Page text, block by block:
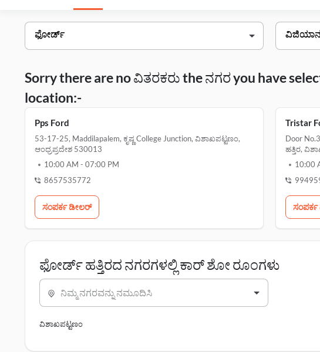
Sorry there are no ವಿತರಕರು the ನಗರ you have
location:-
Pps Ford
53-17-25, Maddilapalem, ಕೃಷ್ಣ College Junction, ವಿಶಾಖಪಟ್ಟಣಂ,
ಆಂಧ್ರಪ್ರದೇಶ 530013
10:00 AM - 07:00 PM
8657535772
ಸಂಪರ್ಕ ಡೀಲರ್‌
Tristar
Door
ಹತ್ತಿರ,
10:00
ಫೋರ್ಡ್ ಹತ್ತಿರದ ನಗರಗಳಲ್ಲಿ ಕಾರ್ ಶೋ ರೂಂಗಳು
ನಿಮ್ಮ ನಗರವನ್ನು ನಮೂದಿಸಿ
ವಿಶಾಖಪಟ್ಟಣಂ